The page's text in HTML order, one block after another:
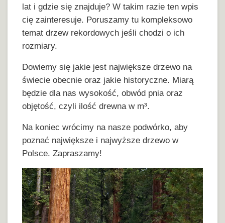
lat i gdzie się znajduje? W takim razie ten wpis
cię zainteresuje. Poruszamy tu kompleksowo
temat drzew rekordowych jeśli chodzi o ich
rozmiary.
Dowiemy się jakie jest największe drzewo na
świecie obecnie oraz jakie historyczne. Miarą
będzie dla nas wysokość, obwód pnia oraz
objętość, czyli ilość drewna w m³.
Na koniec wrócimy na nasze podwórko, aby
poznać największe i najwyższe drzewo w
Polsce. Zapraszamy!